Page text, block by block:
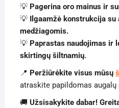
💡 Pagerina oro mainus ir
💡 Ilgaamžė konstrukcija su
medžiagomis.
💡 Paprastas naudojimas ir
skirtingų šiltnamių.
📍 Peržiūrėkite visus mūsų
atraskite papildomas
🚚 Užsisakykite dabar!